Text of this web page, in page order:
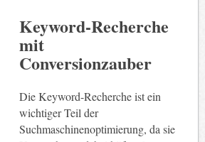
Keyword-Recherche
mit
Conversionzauber
Die Keyword-Recherche ist ein
wichtiger Teil der
Suchmaschinenoptimierung, da sie